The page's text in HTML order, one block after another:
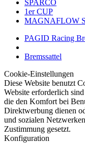
SPARCO
1er CUP
MAGNAFLOW
PAGID Racing
Bremssattel
Cookie-Einstellungen
Diese Website benutzt
Website erforderlich
die den Komfort bei
Direktwerbung dienen
und sozialen
Zustimmung gesetzt.
Konfiguration